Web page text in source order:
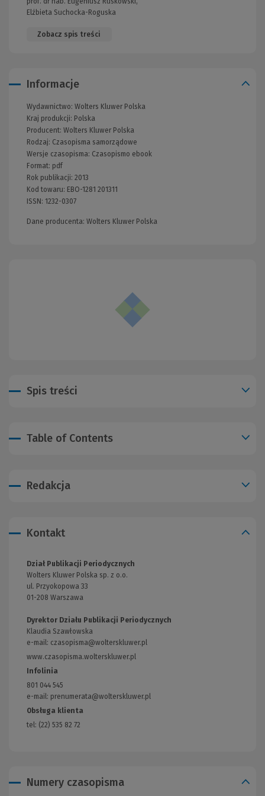
Elżbieta Suchocka-Roguska
Zobacz spis treści
Informacje
Wydawnictwo: Wolters Kluwer Polska
Kraj produkcji: Polska
Producent: Wolters Kluwer Polska
Rodzaj: Czasopisma samorządowe
Wersje czasopisma: Czasopismo ebook
Format: pdf
Rok publikacji: 2013
Kod towaru: EBO-1281 201311
ISSN: 1232-0307
Dane producenta: Wolters Kluwer Polska
Spis treści
Table of Contents
Redakcja
Kontakt
Dział Publikacji Periodycznych
Wolters Kluwer Polska sp. z o.o.
ul. Przyokopowa 33
01-208 Warszawa
Dyrektor Działu Publikacji Periodycznych
Klaudia Szawłowska
e-mail: czasopisma@wolterskluwer.pl
www.czasopisma.wolterskluwer.pl
Infolinia
801 044 545
e-mail: prenumerata@wolterskluwer.pl
Obsługa klienta
tel: (22) 535 82 72
Numery czasopisma